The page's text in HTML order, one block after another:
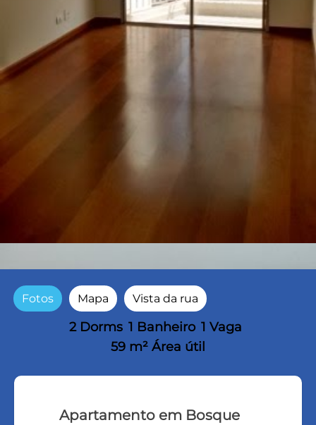
Fotos Mapa Vista da rua
2 Dorms 1 Banheiro 1 Vaga
59 m² Área útil
Apartamento em Bosque